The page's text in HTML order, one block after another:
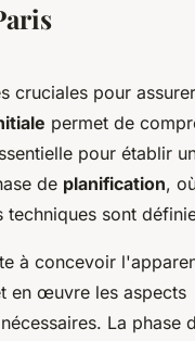
cruciales pour
permet de
pour établir
de planification,
sont
à concevoir
en œuvre les aspects
La phase